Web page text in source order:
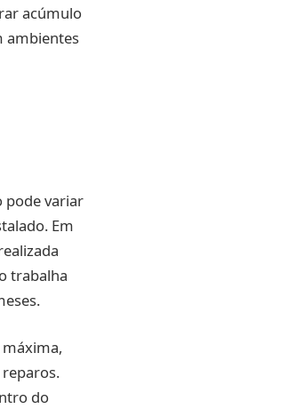
acúmulo
ambientes
pode variar
Em
trabalha
do